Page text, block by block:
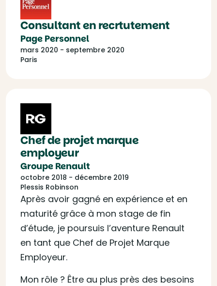
Consultant en recrtutement
Page Personnel
mars 2020 - septembre 2020
Paris
Chef de projet marque
employeur
Groupe Renault
octobre 2018 - décembre 2019
Plessis Robinson
Après avoir gagné en expérience et en
maturité grâce à mon stage de fin
d’étude, je poursuis l’aventure Renault
en tant que Chef de Projet Marque
Employeur.
Mon rôle ? Être au plus près des besoins